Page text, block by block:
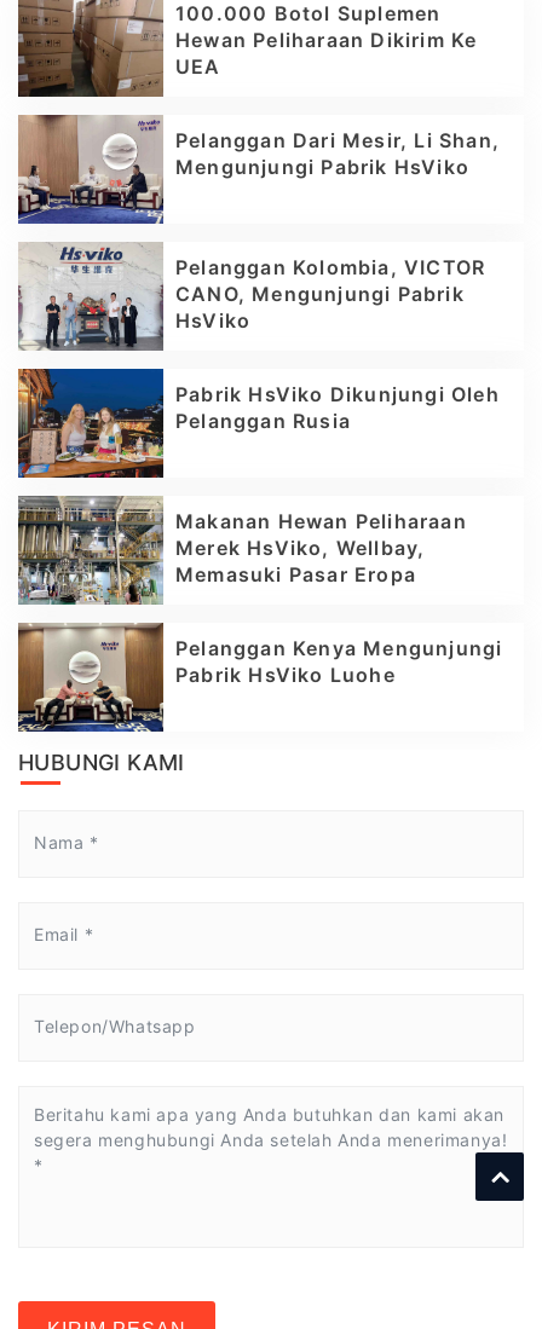
100.000 Botol Suplemen
Hewan Peliharaan Dikirim Ke
UEA
Pelanggan Dari Mesir, Li Shan,
Mengunjungi Pabrik HsViko
Pelanggan Kolombia, VICTOR
CANO, Mengunjungi Pabrik
HsViko
Pabrik HsViko Dikunjungi Oleh
Pelanggan Rusia
Makanan Hewan Peliharaan
Merek HsViko, Wellbay,
Memasuki Pasar Eropa
Pelanggan Kenya Mengunjungi
Pabrik HsViko Luohe
HUBUNGI KAMI